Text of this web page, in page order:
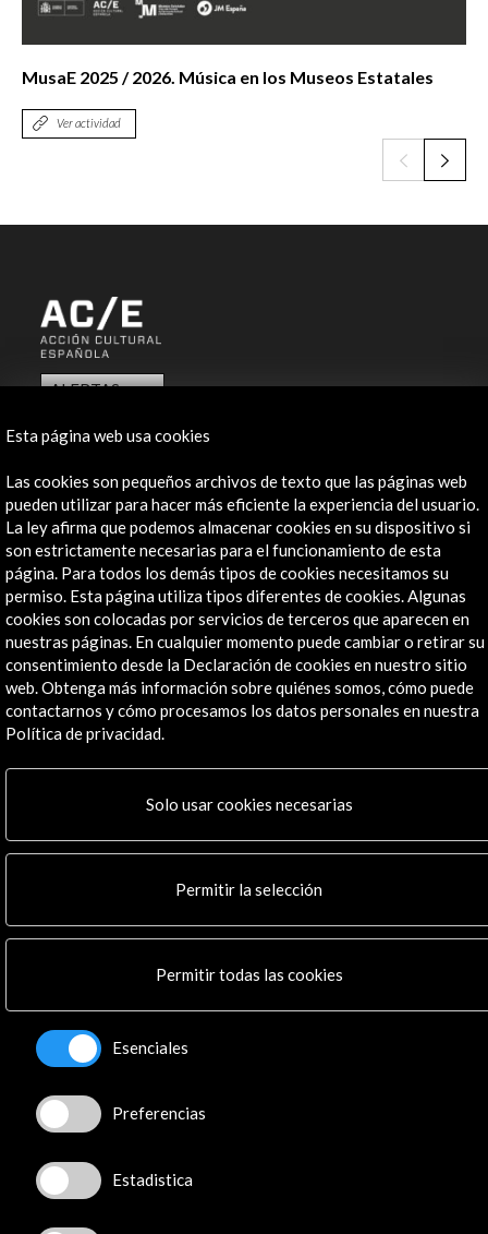
MusaE 2025 / 2026. Música en los Museos Estatales
Ver actividad
ALERTAS
Contacta
info@accioncultural.es
+34 91 700 4000
José Abascal, 4 - 4º
28003 Madrid, España
Canales de contacto
Explora
Institucional
Noticias
Mapa Web
Logo y crédito a AC/E
Conecta
Instagram
LinkedIn
Facebook
Youtube
Esta página web usa cookies
Las cookies son pequeños archivos de texto que las páginas web
pueden utilizar para hacer más eficiente la experiencia del usuario.
La ley afirma que podemos almacenar cookies en su dispositivo si
son estrictamente necesarias para el funcionamiento de esta
página. Para todos los demás tipos de cookies necesitamos su
permiso. Esta página utiliza tipos diferentes de cookies. Algunas
cookies son colocadas por servicios de terceros que aparecen en
nuestras páginas. En cualquier momento puede cambiar o retirar su
consentimiento desde la Declaración de cookies en nuestro sitio
web. Obtenga más información sobre quiénes somos, cómo puede
contactarnos y cómo procesamos los datos personales en nuestra
Política de privacidad.
Solo usar cookies necesarias
Permitir la selección
Permitir todas las cookies
Esenciales
Preferencias
Estadistica